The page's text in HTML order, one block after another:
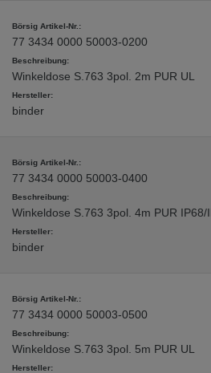
77 3434 0000 50003-0200
Winkeldose S.763 3pol. 2m PUR UL
binder
77 3434 0000 50003-0400
Winkeldose S.763 3pol. 4m PUR IP68/
binder
77 3434 0000 50003-0500
Winkeldose S.763 3pol. 5m PUR UL